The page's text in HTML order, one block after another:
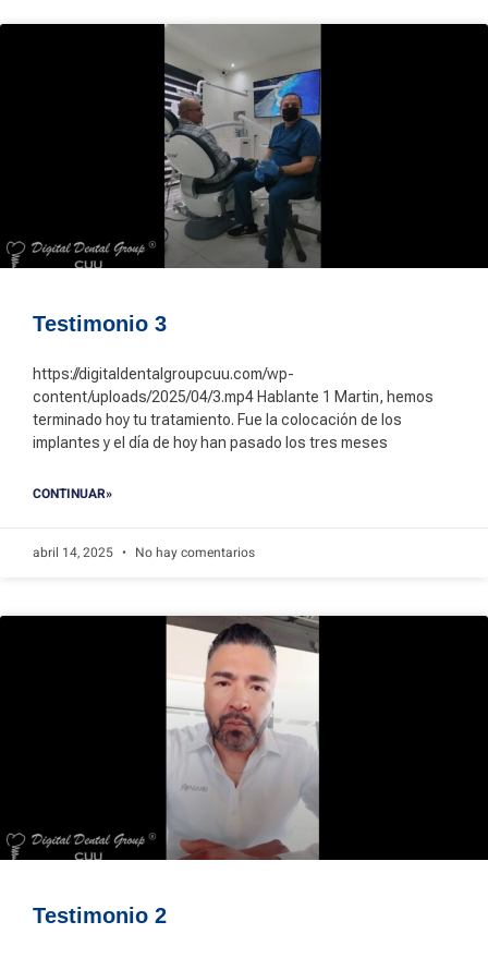
Testimonio 3
https://digitaldentalgroupcuu.com/wp-
content/uploads/2025/04/3.mp4 Hablante 1 Martin, hemos
terminado hoy tu tratamiento. Fue la colocación de los
implantes y el día de hoy han pasado los tres meses
CONTINUAR»
abril 14, 2025 No hay comentarios
Testimonio 2